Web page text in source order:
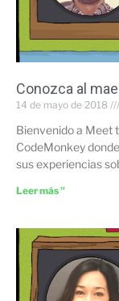
Conozca al
14 de mayo de 2018
Bienvenido a Meet
CodeMonkey
sus experiencias
Leer más "